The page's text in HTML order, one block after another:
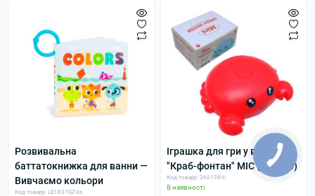
Розвивальна
баттатокнижка для ванни —
Вивчаємо кольори
Код товару: LB1837GZ-ks
Іграшка для гри у ванні
"Краб-фонтан" MIC (260138)
Код товару: 260138-ti
В наявності